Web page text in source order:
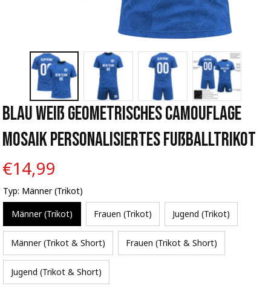
Blau Weiß Geometrisches Camouflage
Mosaik Personalisiertes Fußballtrikot
€14,99
Typ: Männer (Trikot)
Männer (Trikot) Frauen (Trikot) Jugend (Trikot)
Männer (Trikot & Short) Frauen (Trikot & Short)
Jugend (Trikot & Short)